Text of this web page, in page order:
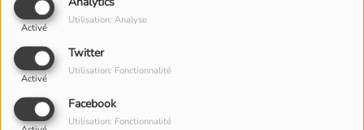
Activé
Utilisation: Analyse
Twitter
Activé
Utilisation: Fonctionnalité
Facebook
Utilisation: Fonctionnalité